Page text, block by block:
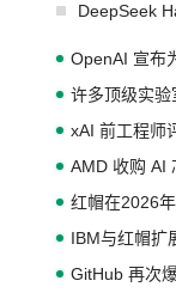
DeepSeek
OpenAI 宣布
许多顶级实验
xAI 前工程师
AMD 收购 AI
红帽在2026
IBM与红帽扩
GitHub 再次